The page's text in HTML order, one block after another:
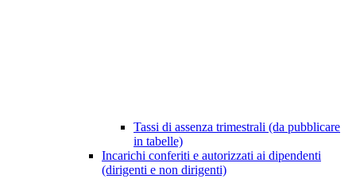
Tassi di assenza trimestrali (da pubblicare
in tabelle)
Incarichi conferiti e autorizzati ai dipendenti
(dirigenti e non dirigenti)